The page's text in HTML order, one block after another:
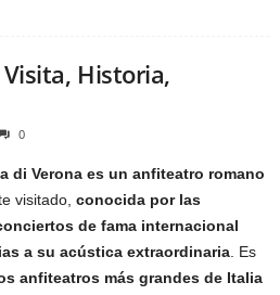
Historia,
0
di Verona es un anfiteatro romano
visitado, conocida por las
de fama internacional
a su acústica extraordinaria . Es
anfiteatros más grandes de Italia